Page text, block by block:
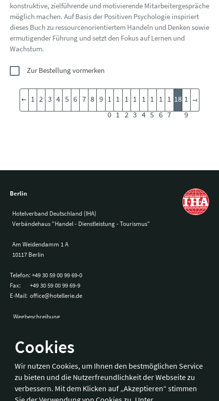
Cookies
Wir nutzen Cookies, um Ihnen den bestmöglichen Service
zu bieten und die Nutzerfreundlichkeit der Webseite zu
verbessern. Mit dem Klicken auf „Akzeptieren“ stimmen
konstruktive, zielführende und motivierende Mitarbeitergespräche
möglich machen. Auf Basis der Positiven Psychologie inspiriert
dieses Buch zu ressourcenorientiertem Handeln und Denken sowie
ermutigender Führung und setzt den Fokus auf Lernen und
Wachstum.
Zur Bestellung vormerken
1 2 3 4 5 6 7 8 9 1
0
1
1
1
2
1
3
1
4
1
5
1
6
1
7
18 1
9
Berlin
Hotelverband Deutschland (IHA)
Verbändehaus "Handel - Dienstleistung - Tourismus"
Am Weidendamm 1 A
10117 Berlin
Telefon:+49 30 59 00 99 69-0
Fax:
+49 30 59 00 99 69-9
E-Mail: office@hotellerie.de
Wegbeschreibung
Hotelverband Deutschland (IHA) / IHA-Service GmbH
Kronprinzenstraße 37